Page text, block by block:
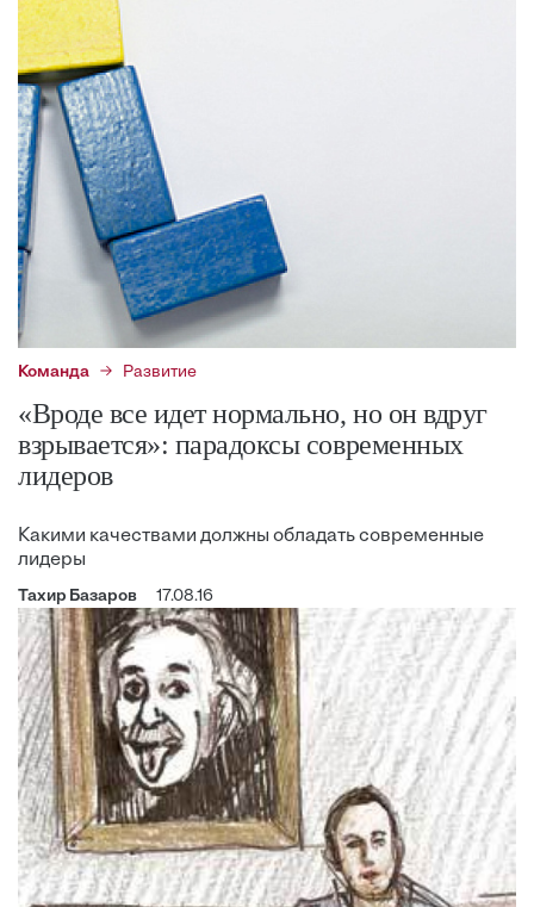
Команда Развитие
«Вроде все идет нормально, но он вдруг
взрывается»: парадоксы современных
лидеров
Какими качествами должны обладать современные
лидеры
Тахир Базаров 17.08.16